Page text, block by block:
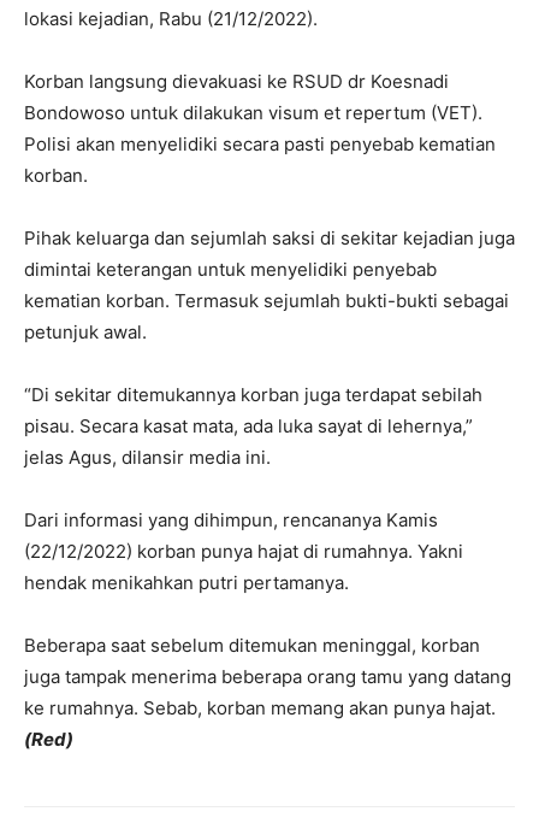
lokasi kejadian, Rabu (21/12/2022).
Korban langsung dievakuasi ke RSUD dr Koesnadi
Bondowoso untuk dilakukan visum et repertum (VET).
Polisi akan menyelidiki secara pasti penyebab kematian
korban.
Pihak keluarga dan sejumlah saksi di sekitar kejadian juga
dimintai keterangan untuk menyelidiki penyebab
kematian korban. Termasuk sejumlah bukti-bukti sebagai
petunjuk awal.
“Di sekitar ditemukannya korban juga terdapat sebilah
pisau. Secara kasat mata, ada luka sayat di lehernya,”
jelas Agus, dilansir media ini.
Dari informasi yang dihimpun, rencananya Kamis
(22/12/2022) korban punya hajat di rumahnya. Yakni
hendak menikahkan putri pertamanya.
Beberapa saat sebelum ditemukan meninggal, korban
juga tampak menerima beberapa orang tamu yang datang
ke rumahnya. Sebab, korban memang akan punya hajat.
(Red)